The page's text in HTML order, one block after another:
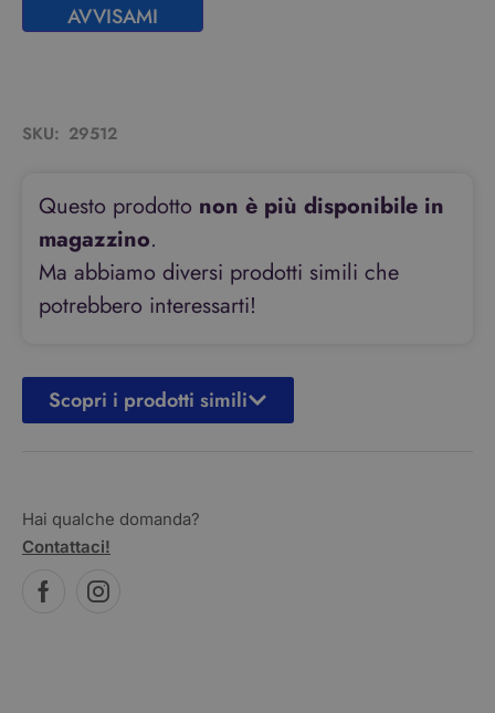
AVVISAMI
SKU: 29512
Questo prodotto non è più disponibile in
magazzino.
Ma abbiamo diversi prodotti simili che
potrebbero interessarti!
Scopri i prodotti simili
Hai qualche domanda?
Contattaci!